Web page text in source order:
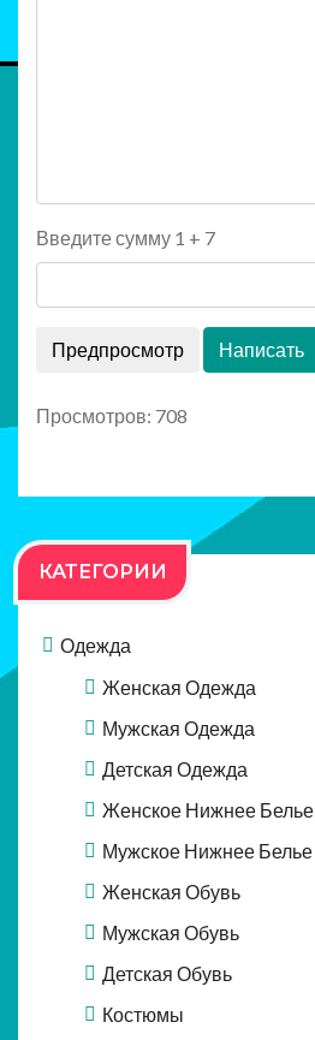
Введите сумму 1 + 7
Просмотров: 708
КАТЕГОРИИ
Одежда
Женская Одежда
Мужская Одежда
Детская Одежда
Женское Нижнее Белье
Мужское Нижнее Белье
Женская Обувь
Мужская Обувь
Детская Обувь
Костюмы